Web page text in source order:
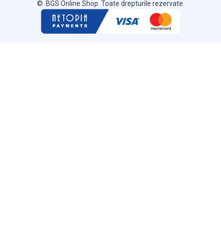
© BGS Online Shop. Toate drepturile rezervate.